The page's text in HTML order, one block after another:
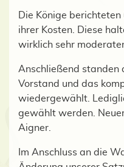
Die Könige
ihrer Kosten. Diese
wirklich sehr
Anschließend standen
Vorstand und das
wiedergewählt.
gewählt werden.
Aigner.
Im Anschluss an die